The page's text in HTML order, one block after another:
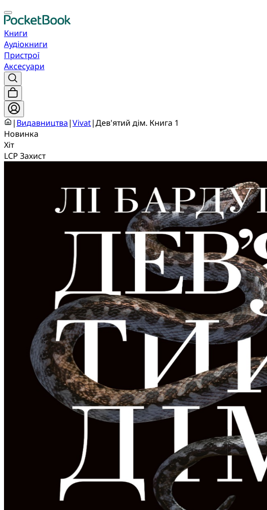
Книги
Аудіокниги
Пристрої
Аксесуари
| Видавництва|Vivat|Дев'ятий дім. Книга 1
Новинка
Хіт
LCP Захист